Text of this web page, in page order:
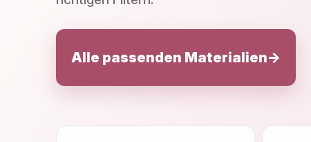
Alle passenden Materialien→